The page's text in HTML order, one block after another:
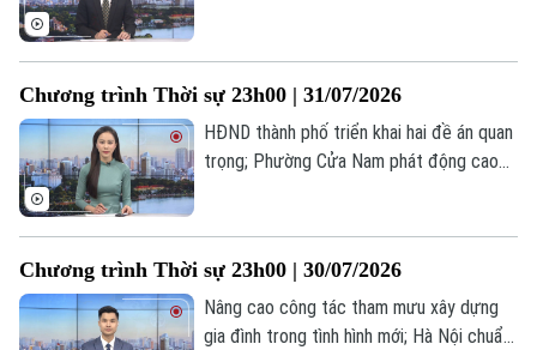
Theo dõi Hà Nội On
thời sự 23h00 hôm nay.
Chương trình Thời sự 23h00 | 31/07/2026
HĐND thành phố triển khai hai đề án quan
trọng; Phường Cửa Nam phát động cao
chương trình thời sự 23h00 hôm nay.
Chương trình Thời sự 23h00 | 30/07/2026
Nâng cao công tác tham mưu xây dựng
gia đình trong tình hình mới; Hà Nội chuẩn